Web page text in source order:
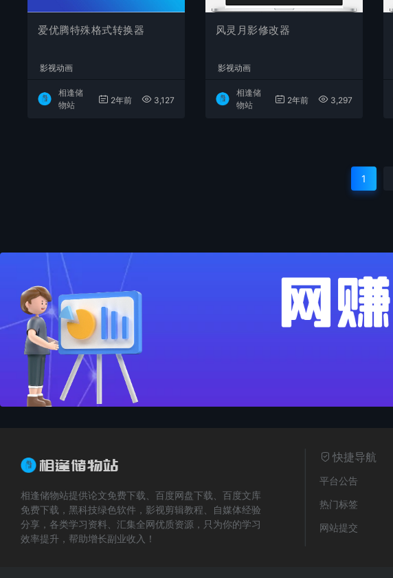
爱优腾特殊格式转换器
影视动画
相逢储
物站
2年前 3,127
风灵月影修改器
影视动画
相逢储
物站
2年前 3,297
1
相逢储物站提供论文免费下载、百度网盘下载、百度文库
免费下载，黑科技绿色软件，影视剪辑教程、自媒体经验
分享，各类学习资料、汇集全网优质资源，只为你的学习
效率提升，帮助增长副业收入！
快捷导航
平台公告
热门标签
网站提交